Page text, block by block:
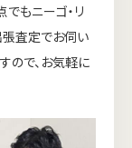
もニーゴ・リ
査定でお伺い
ので、お気軽に